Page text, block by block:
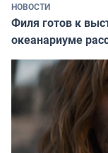
НОВОСТИ
Филя готов к
океанариуме